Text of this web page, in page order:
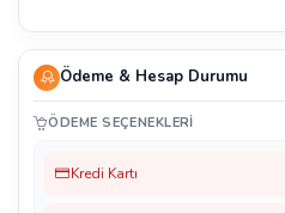
Ödeme & Hesap Durumu
ÖDEME SEÇENEKLERI
Kredi Kartı